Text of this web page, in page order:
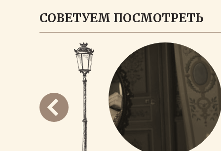
СОВЕТУЕМ ПОСМОТРЕТЬ